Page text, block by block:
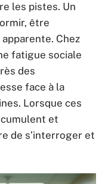
les pistes. Un
être
Chez
fatigue sociale
des
face à la
Lorsque ces
et
de s’interroger et